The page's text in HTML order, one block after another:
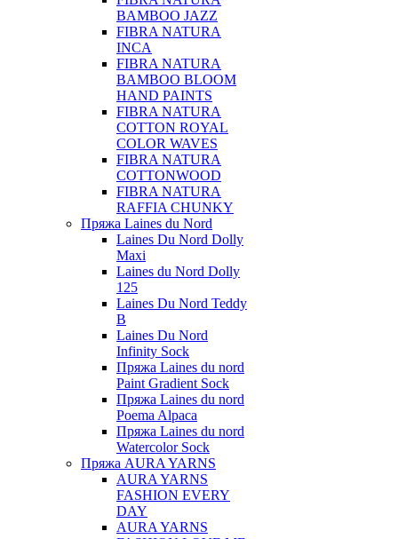
BAMBOO JAZZ
FIBRA NATURA
INCA
FIBRA NATURA
BAMBOO BLOOM
HAND PAINTS
FIBRA NATURA
COTTON ROYAL
COLOR WAVES
FIBRA NATURA
COTTONWOOD
FIBRA NATURA
RAFFIA CHUNKY
Пряжа Laines du Nord
Laines Du Nord Dolly
Maxi
Laines du Nord Dolly
125
Laines Du Nord Teddy
B
Laines Du Nord
Infinity Sock
Пряжа Laines du nord
Paint Gradient Sock
Пряжа Laines du nord
Poema Alpaca
Пряжа Laines du nord
Watercolor Sock
Пряжа AURA YARNS
AURA YARNS
FASHION EVERY
DAY
AURA YARNS